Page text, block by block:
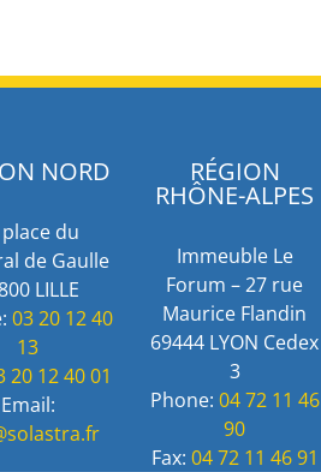
NORD
du
de Gaulle
LILLE
03 20 12 40
13
20 12 40 01
Email:
RÉGION
RHÔNE-ALPES
Immeuble Le
Forum – 27 rue
Maurice Flandin
69444 LYON Cedex
3
Phone: 04 72 11 46
90
Fax: 04 72 11 46 91